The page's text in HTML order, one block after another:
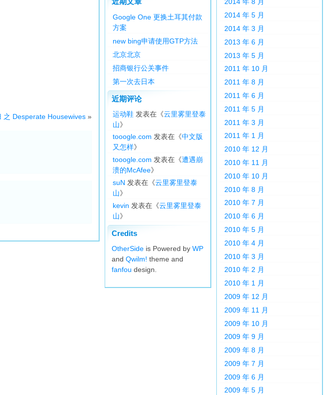
之 Desperate Housewives »
Google One 更换土耳其付款
方案
new bing申请使用GTP方法
北京北京
招商银行公关事件
第一次去日本
近期评论
运动鞋 发表在《云里雾里登泰
山》
tooogle.com 发表在《中文版
又怎样》
tooogle.com 发表在《遭遇崩
溃的McAfee》
suN 发表在《云里雾里登泰
山》
kevin 发表在《云里雾里登泰
山》
Credits
OtherSide is Powered by WP
and Qwilm! theme and
fanfou design.
2014 年 8 月
2014 年 5 月
2014 年 3 月
2013 年 6 月
2013 年 5 月
2011 年 10 月
2011 年 8 月
2011 年 6 月
2011 年 5 月
2011 年 3 月
2011 年 1 月
2010 年 12 月
2010 年 11 月
2010 年 10 月
2010 年 8 月
2010 年 7 月
2010 年 6 月
2010 年 5 月
2010 年 4 月
2010 年 3 月
2010 年 2 月
2010 年 1 月
2009 年 12 月
2009 年 11 月
2009 年 10 月
2009 年 9 月
2009 年 8 月
2009 年 7 月
2009 年 6 月
2009 年 5 月